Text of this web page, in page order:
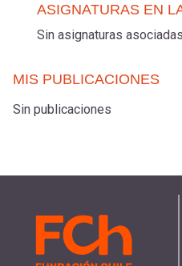
ASIGNATURAS EN
Sin asignaturas asociadas
MIS PUBLICACIONES
Sin publicaciones